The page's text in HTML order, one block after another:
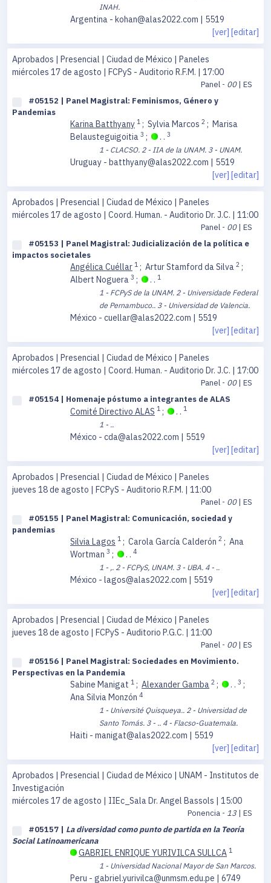
INAH.
Argentina - kohan@alas2022.com | 5519
[ver] [editar]
Aprobados | Presencial | Ciudad de México | Paneles
miércoles 17 de agosto | FCPyS - Auditorio R.F.M. | 17:00
Panel - 00| ES
#05152 | Panel Magistral: Feminismos, Género y
Pandemias
Karina Batthyany 1 ; Sylvia Marcos 2 ; Marisa
Belausteguigoitia 3 ; . . 3
1 - CLACSO. 2 - IIA de la UNAM. 3 - UNAM.
Uruguay - batthyany@alas2022.com | 5519
[ver] [editar]
Aprobados | Presencial | Ciudad de México | Paneles
miércoles 17 de agosto | Coord. Human. - Auditorio Dr. J.C. | 11:00
Panel - 00| ES
#05153 | Panel Magistral: Judicialización de la política e
impactos societales
Angélica Cuéllar 1 ; Artur Stamford da Silva 2 ;
Albert Noguera 3 ; . . 1
1 - FCPyS de la UNAM. 2 - Universidade Federal
de Pernambuco.. 3 - Universidad de Valencia.
México - cuellar@alas2022.com | 5519
[ver] [editar]
Aprobados | Presencial | Ciudad de México | Paneles
miércoles 17 de agosto | Coord. Human. - Auditorio Dr. J.C. | 17:00
Panel - 00| ES
#05154 | Homenaje póstumo a integrantes de ALAS
Comité Directivo ALAS 1 ; . . 1
1 - ..
México - cda@alas2022.com | 5519
[ver] [editar]
Aprobados | Presencial | Ciudad de México | Paneles
jueves 18 de agosto | FCPyS - Auditorio R.F.M. | 11:00
Panel - 00| ES
#05155 | Panel Magistral: Comunicación, sociedad y
pandemias
Silvia Lagos 1 ; Carola García Calderón 2 ; Ana
Wortman 3 ; . . 4
1 - ,. 2 - FCPyS, UNAM. 3 - UBA. 4 - ..
México - lagos@alas2022.com | 5519
[ver] [editar]
Aprobados | Presencial | Ciudad de México | Paneles
jueves 18 de agosto | FCPyS - Auditorio P.G.C. | 11:00
Panel - 00| ES
#05156 | Panel Magistral: Sociedades en Movimiento.
Perspectivas en la Pandemia
Sabine Manigat 1 ; Alexander Gamba 2 ; . . 3 ;
Ana Silvia Monzón 4
1 - Université Quisqueya.. 2 - Universidad de
Santo Tomás. 3 - .. 4 - Flacso-Guatemala.
Haiti - manigat@alas2022.com | 5519
[ver] [editar]
Aprobados | Presencial | Ciudad de México | UNAM - Institutos de
Investigación
miércoles 17 de agosto | IIEc_Sala Dr. Angel Bassols | 15:00
Ponencia - 13| ES
#05157 | La diversidad como punto de partida en la Teoría
Social Latinoamericana
GABRIEL ENRIQUE YURIVILCA SULLCA 1
1 - Universidad Nacional Mayor de San Marcos.
Peru - gabriel.yurivilca@unmsm.edu.pe | 6749